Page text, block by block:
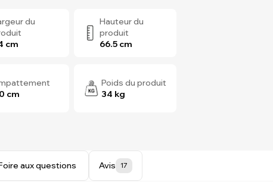
du
cm
Hauteur du
produit
66.5 cm
cm
Poids du produit
34 kg
aux questions Avis 17